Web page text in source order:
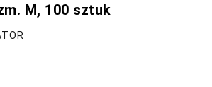
M, 100 sztuk